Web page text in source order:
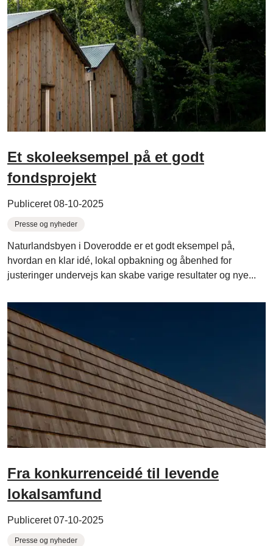
Et skoleeksempel på et godt
fondsprojekt
Publiceret 08-10-2025
Presse og nyheder
Naturlandsbyen i Doverodde er et godt eksempel på,
hvordan en klar idé, lokal opbakning og åbenhed for
justeringer undervejs kan skabe varige resultater og nye...
Fra konkurrenceidé til levende
lokalsamfund
Publiceret 07-10-2025
Presse og nyheder